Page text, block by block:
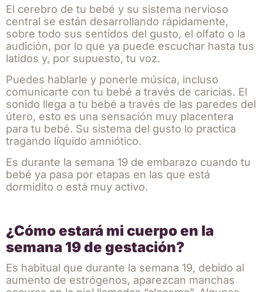
El cerebro de tu bebé y su sistema nervioso
central se están desarrollando rápidamente,
sobre todo sus sentidos del gusto, el olfato o la
audición, por lo que ya puede escuchar hasta tus
latidos y, por supuesto, tu voz.
Puedes hablarle y ponerle música, incluso
comunicarte con tu bebé a través de caricias. El
sonido llega a tu bebé a través de las paredes del
útero, esto es una sensación muy placentera
para tu bebé. Su sistema del gusto lo practica
tragando líquido amniótico.
Es durante la semana 19 de embarazo cuando tu
bebé ya pasa por etapas en las que está
dormidito o está muy activo.
¿Cómo estará mi cuerpo en la
semana 19 de gestación?
Es habitual que durante la semana 19, debido al
aumento de estrógenos, aparezcan manchas